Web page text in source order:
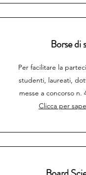
Borse di
Per facilitare la
studenti, laureati,
messe a concorso n.
Clicca per